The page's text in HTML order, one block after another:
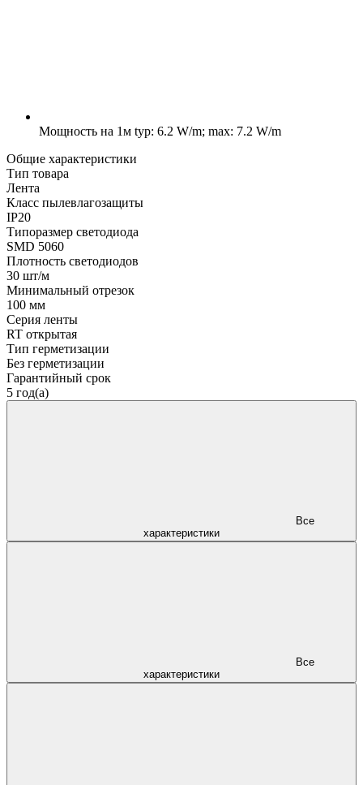
Мощность на 1м typ: 6.2 W/m; max: 7.2 W/m
Общие характеристики
Тип товара
Лента
Класс пылевлагозащиты
IP20
Типоразмер светодиода
SMD 5060
Плотность светодиодов
30 шт/м
Минимальный отрезок
100 мм
Серия ленты
RT открытая
Тип герметизации
Без герметизации
Гарантийный срок
5 год(а)
характеристики
характеристики